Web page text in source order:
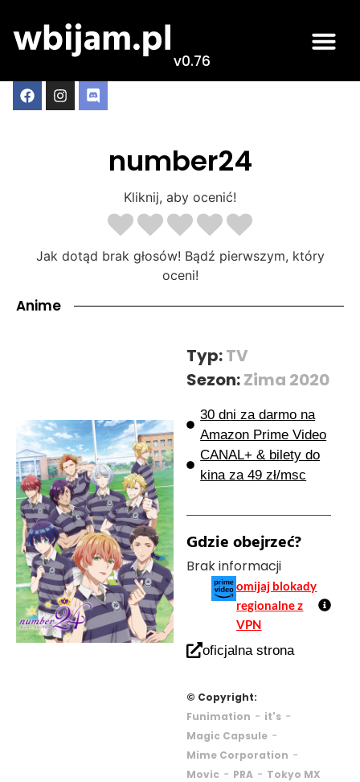
v0.76
number24
Kliknij, aby ocenić!
Jak dotąd brak głosów! Bądź pierwszym, który
oceni!
Anime
Typ:TV
Sezon:Zima 2020
30 dni za darmo na
Amazon Prime Video
CANAL+ & bilety do
kina za 49 zł/msc
Gdzie obejrzeć?
Brak informacji
omijaj blokady
regionalne z
VPN
oficjalna strona
© Copyright:
Funimation - it's-
Magic Capsule-
Mime Corporation -
Movic - PRA - Tokyo MX